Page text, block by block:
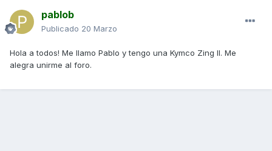
pablob
Publicado 20 Marzo
Hola a todos! Me llamo Pablo y tengo una Kymco Zing II. Me
alegra unirme al foro.